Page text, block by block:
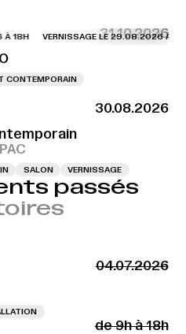
31.10.2026
18H VERNISSAGE LE 29.08.2026 À 18H
CONTEMPORAIN
30.08.2026
SALON VERNISSAGE
passés
04.07.2026
de 9h à 18h